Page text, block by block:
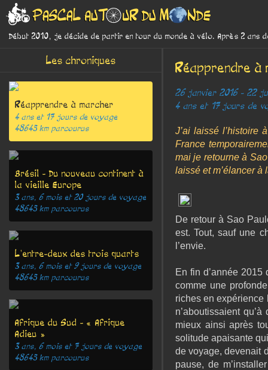
Début 2010, je décide de partir en tour du monde à vélo. Après 2 ans
Les chroniques
Réapprendre à marcher
4 ans et 17 jours de voyage
48645km parcourus
Brésil - Du nouveau continent à
la vieille Europe
3 ans, 6 mois et 20 jours de voyage
48645km parcourus
L'entre-deux des trois quarts
3 ans, 6 mois et 9 jours de voyage
48645km parcourus
Afrique du Sud - « Afrique
Adieu »
3 ans, 6 mois et 7 jours de voyage
48645km parcourus
Réapprendre à
26 janvier 2016 - 22
4 ans et 17 jours de
J’ai laissé l’histoire
France
mai je retourne à
laissé et m’élancer à
De retour à Sao
est. Tout, sauf une
l’envie.
En fin d’année 2015
comme une
riches en expérience
n’aboutissaient
mieux ainsi après
solitude apaisante
de voyage, devenait
pause, de